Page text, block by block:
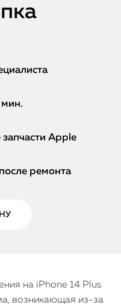
мин.
Apple
ремонта
на iPhone 14 Plus
возникающая из-за